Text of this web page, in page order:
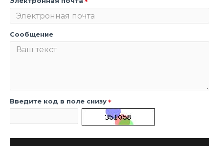
Сообщение
Введите код в поле снизу